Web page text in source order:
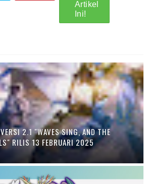
2.1 "WAVES SING, AND THE
RILIS 13 FEBRUARI 2025